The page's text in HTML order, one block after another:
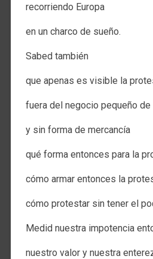
recorriendo Europa
en un charco de sueño.
Sabed también
que apenas es visible la
fuera del negocio pequeño
y sin forma de mercancía
qué forma entonces para la
cómo armar entonces la
cómo protestar sin tener el
Medid nuestra impotencia
nuestro valor y nuestra